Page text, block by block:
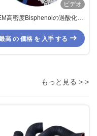
ビデオ
高密度Bisphenolの過酸化物
ケットは燃料ホースを
高 の 価格 を 入手 する
もっと見る > >